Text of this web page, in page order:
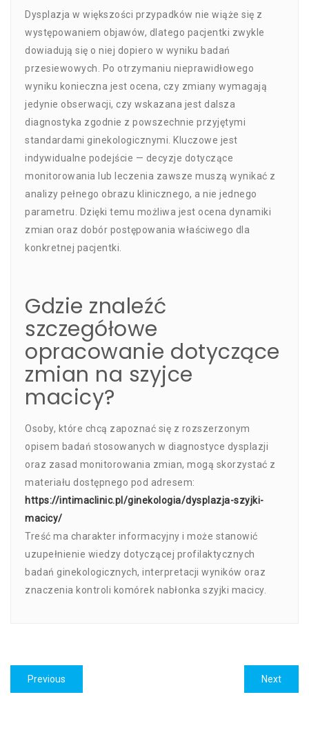
Dysplazja w większości przypadków nie wiąże się z
występowaniem objawów, dlatego pacjentki zwykle
dowiadują się o niej dopiero w wyniku badań
przesiewowych. Po otrzymaniu nieprawidłowego
wyniku konieczna jest ocena, czy zmiany wymagają
jedynie obserwacji, czy wskazana jest dalsza
diagnostyka zgodnie z powszechnie przyjętymi
standardami ginekologicznymi. Kluczowe jest
indywidualne podejście — decyzje dotyczące
monitorowania lub leczenia zawsze muszą wynikać z
analizy pełnego obrazu klinicznego, a nie jednego
parametru. Dzięki temu możliwa jest ocena dynamiki
zmian oraz dobór postępowania właściwego dla
konkretnej pacjentki.
Gdzie znaleźć
szczegółowe
opracowanie dotyczące
zmian na szyjce
macicy?
Osoby, które chcą zapoznać się z rozszerzonym
opisem badań stosowanych w diagnostyce dysplazji
oraz zasad monitorowania zmian, mogą skorzystać z
materiału dostępnego pod adresem:
https://intimaclinic.pl/ginekologia/dysplazja-szyjki-
macicy/
Treść ma charakter informacyjny i może stanowić
uzupełnienie wiedzy dotyczącej profilaktycznych
badań ginekologicznych, interpretacji wyników oraz
znaczenia kontroli komórek nabłonka szyjki macicy.
Nawigacja
wpisu
Previous
post:
Next
post: